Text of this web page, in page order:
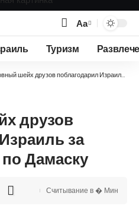
Изменение
размера
Аа
Туризм
шейх друзов поблагодарил Израиль за ответный удар по Дамаску
друзов
за
Дамаску
Считывание в � Мин